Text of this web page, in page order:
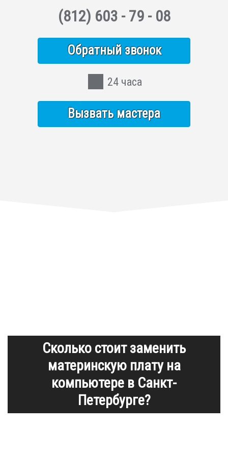
(812) 603 - 79 - 08
Обратный звонок
24 часа
Вызвать мастера
Сколько стоит заменить
материнскую плату на
компьютере в Санкт-
Петербурге?